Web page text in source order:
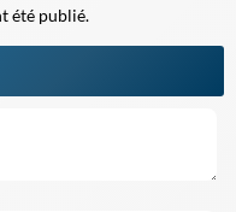
été publié.